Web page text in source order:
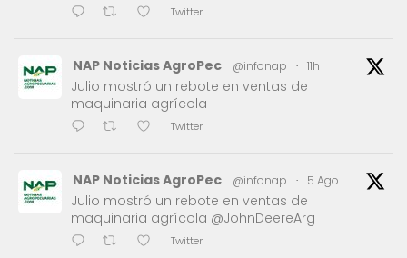
Twitter
NAP Noticias AgroPec @infonap · 11h
Julio mostró un rebote en ventas de
maquinaria agrícola
Twitter
NAP Noticias AgroPec @infonap · 5 Ago
Julio mostró un rebote en ventas de
maquinaria agrícola @JohnDeereArg
Twitter